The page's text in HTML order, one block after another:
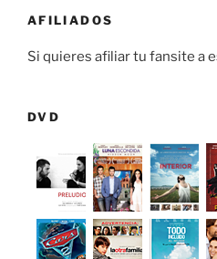
AFILIADOS
Si quieres afiliar tu fansite a
DVD